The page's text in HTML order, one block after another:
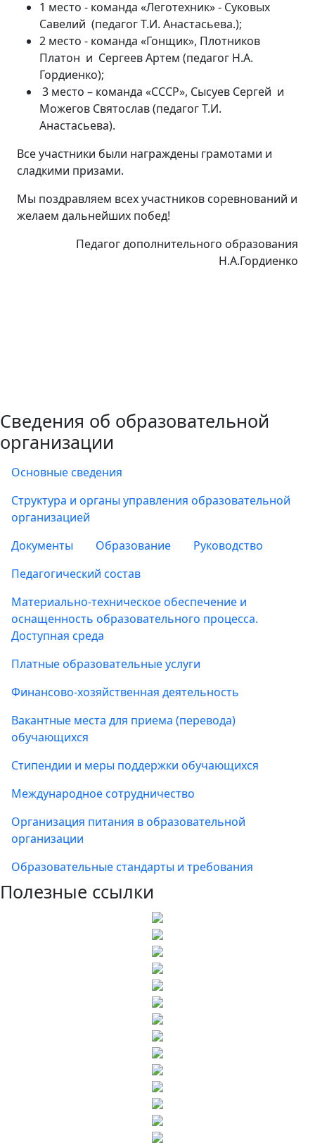
1 место - команда «Леготехник» - Суковых
Савелий (педагог Т.И. Анастасьева.);
2 место - команда «Гонщик», Плотников
Платон и Сергеев Артем (педагог Н.А.
Гордиенко);
3 место – команда «СССР», Сысуев Сергей и
Можегов Святослав (педагог Т.И.
Анастасьева).
Все участники были награждены грамотами и
сладкими призами.
Мы поздравляем всех участников соревнований и
желаем дальнейших побед!
Педагог дополнительного образования
Н.А.Гордиенко
Сведения об образовательной
организации
Основные сведения
Структура и органы управления образовательной
организацией
Документы
Образование
Руководство
Педагогический состав
Материально-техническое обеспечение и
оснащенность образовательного процесса.
Доступная среда
Платные образовательные услуги
Финансово-хозяйственная деятельность
Вакантные места для приема (перевода)
обучающихся
Стипендии и меры поддержки обучающихся
Международное сотрудничество
Организация питания в образовательной
организации
Образовательные стандарты и требования
Полезные ссылки